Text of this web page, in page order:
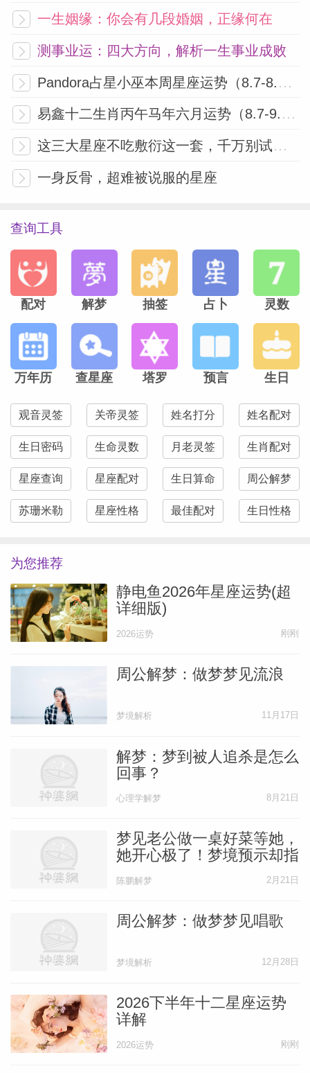
一生姻缘：你会有几段婚姻，正缘何在
测事业运：四大方向，解析一生事业成败
Pandora占星小巫本周星座运势（8.7-8.13）
易鑫十二生肖丙午马年六月运势（8.7-9.6）
这三大星座不吃敷衍这一套，千万别试探！
一身反骨，超难被说服的星座
查询工具
配对 解梦 抽签 占卜 灵数
万年历 查星座 塔罗 预言 生日
观音灵签 关帝灵签 姓名打分 姓名配对
生日密码 生命灵数 月老灵签 生肖配对
星座查询 星座配对 生日算命 周公解梦
苏珊米勒 星座性格 最佳配对 生日性格
为您推荐
静电鱼2026年星座运势(超
详细版)
2026运势 刚刚
周公解梦：做梦梦见流浪
梦境解析 11月17日
解梦：梦到被人追杀是怎么
回事？
心理学解梦 8月21日
梦见老公做一桌好菜等她，
她开心极了！梦境预示却指
向老公有坎！
陈鹏解梦 2月21日
周公解梦：做梦梦见唱歌
梦境解析 12月28日
2026下半年十二星座运势
详解
2026运势 刚刚